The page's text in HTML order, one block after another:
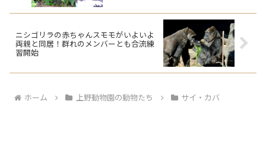
ニシゴリラの赤ちゃんスモモがいよいよ
両親と同居！群れのメンバーとも合流練
習開始
ホーム 上野動物園の動物たち サイ・カバ